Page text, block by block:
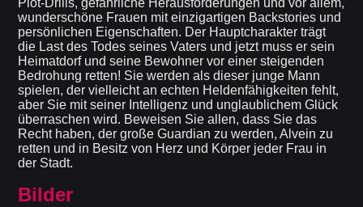
Plot-Drills, gefährliche Herausforderungen und vor allem,
wunderschöne Frauen mit einzigartigen Backstories und
persönlichen Eigenschaften. Der Hauptcharakter trägt
die Last des Todes seines Vaters und jetzt muss er sein
Heimatdorf und seine Bewohner vor einer steigenden
Bedrohung retten! Sie werden als dieser junge Mann
spielen, der vielleicht an echten Heldenfähigkeiten fehlt,
aber Sie mit seiner Intelligenz und unglaublichem Glück
überraschen wird. Beweisen Sie allen, dass Sie das
Recht haben, der große Guardian zu werden, Alvein zu
retten und in Besitz von Herz und Körper jeder Frau in
der Stadt.
Bilder